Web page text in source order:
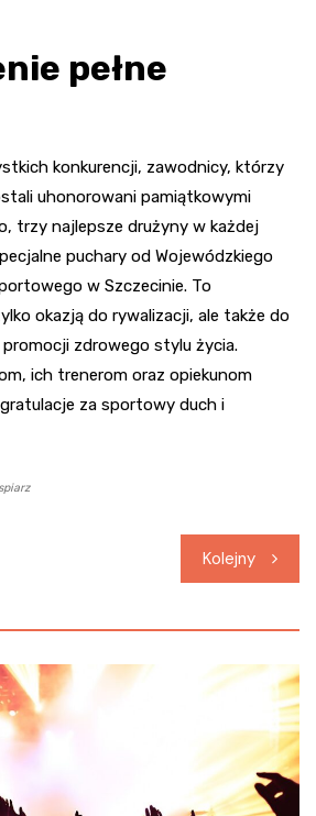
pełne
konkurencji, zawodnicy, którzy
uhonorowani pamiątkowymi
trzy najlepsze drużyny w każdej
puchary od Wojewódzkiego
w Szczecinie. To
okazją do rywalizacji, ale także do
zdrowego stylu życia.
ich trenerom oraz opiekunom
za sportowy duch i
Kolejny